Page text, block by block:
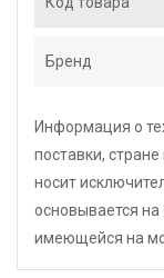
Бренд
Информация о
поставки,
носит
основывается
имеющейся на